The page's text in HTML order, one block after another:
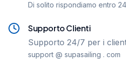
Di solito rispondiamo entro
Supporto Clienti
Supporto 24/7 per i
support @ supasailing . com